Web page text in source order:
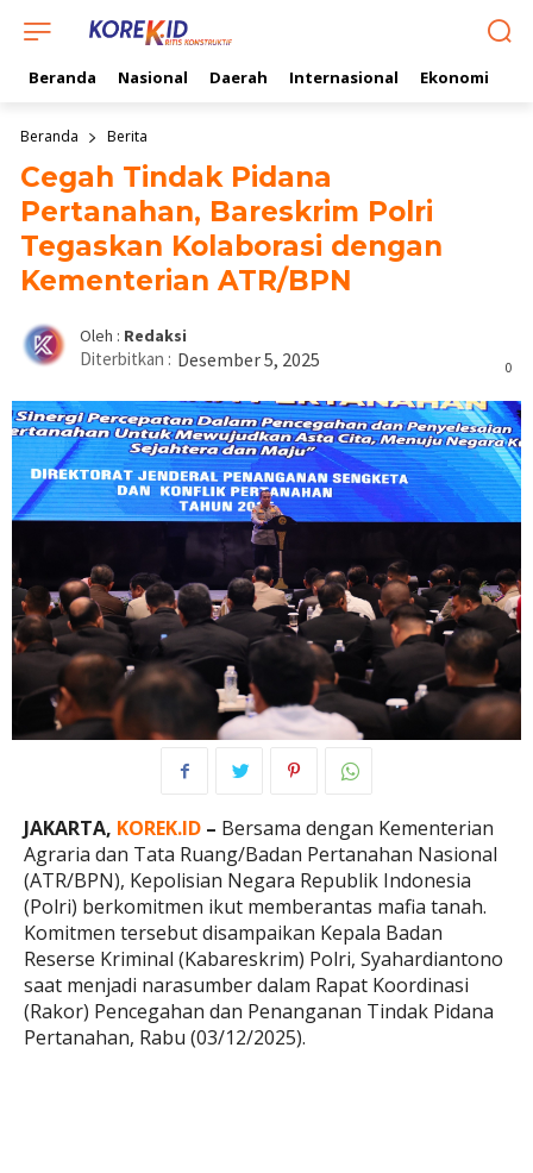
Beranda Nasional Daerah Internasional Ekonomi
Beranda Berita
Cegah Tindak Pidana
Pertanahan, Bareskrim Polri
Tegaskan Kolaborasi dengan
Kementerian ATR/BPN
Oleh : Redaksi
0
Diterbitkan : Desember 5, 2025
JAKARTA, KOREK.ID – Bersama dengan Kementerian
Agraria dan Tata Ruang/Badan Pertanahan Nasional
(ATR/BPN), Kepolisian Negara Republik Indonesia
(Polri) berkomitmen ikut memberantas mafia tanah.
Komitmen tersebut disampaikan Kepala Badan
Reserse Kriminal (Kabareskrim) Polri, Syahardiantono
saat menjadi narasumber dalam Rapat Koordinasi
(Rakor) Pencegahan dan Penanganan Tindak Pidana
Pertanahan, Rabu (03/12/2025).